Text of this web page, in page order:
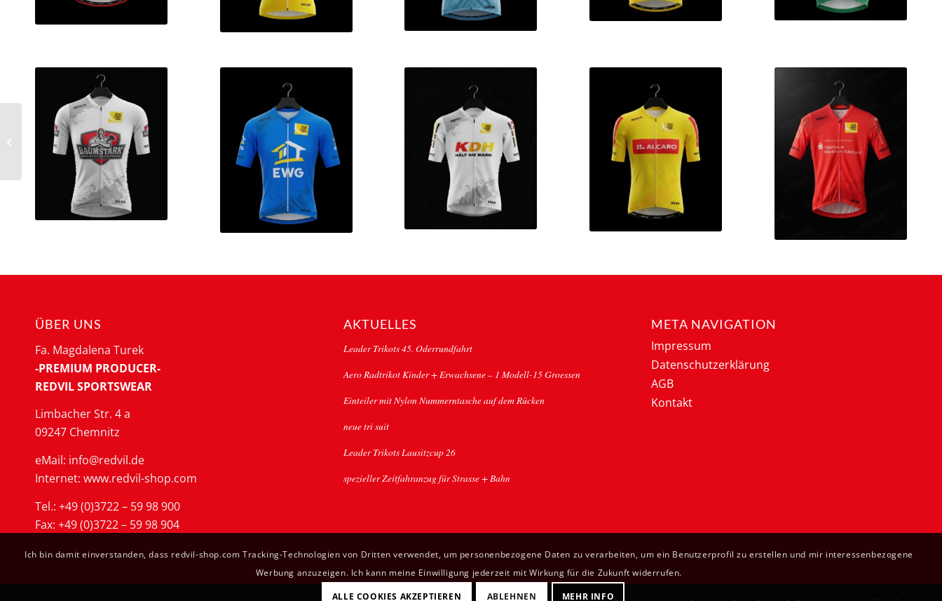
ÜBER UNS
Fa. Magdalena Turek
-PREMIUM PRODUCER-
REDVIL SPORTSWEAR
Limbacher Str. 4 a
09247 Chemnitz
eMail: info@redvil.de
Internet: www.redvil-shop.com
Tel.: +49 (0)3722 – 59 98 900
Fax: +49 (0)3722 – 59 98 904
AKTUELLES
Leader Trikots 45. Oderrundfahrt
Aero Radtrikot Kinder + Erwachsene – 1 Modell-15 Groessen
Einteiler mit Nylon Nummerntasche auf dem Rücken
neue tri suit
Leader Trikots Lausitzcup 26
spezieller Zeitfahranzug für Strasse + Bahn
META NAVIGATION
Impressum
Datenschutzerklärung
AGB
Kontakt
Aero Radtrikot Kinder +
Erwachsene – 1 Modell-
15 Groessen
Ich bin damit einverstanden, dass redvil-shop.com Tracking-Technologien von Dritten verwendet, um personenbezogene Daten zu verarbeiten, um ein Benutzerprofil zu erstellen und mir interessenbezogene
Werbung anzuzeigen. Ich kann meine Einwilligung jederzeit mit Wirkung für die Zukunft widerrufen.
ALLE COOKIES AKZEPTIEREN ABLEHNEN MEHR INFO